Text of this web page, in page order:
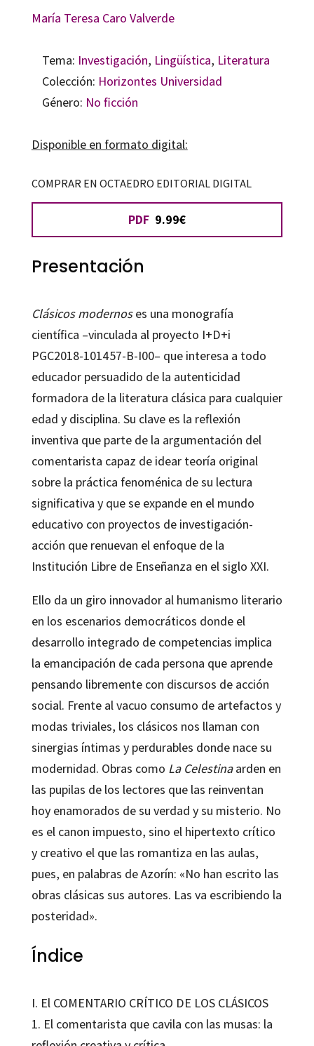
María Teresa Caro Valverde
Tema: Investigación, Lingüística, Literatura
Colección: Horizontes Universidad
Género: No ficción
Disponible en formato digital:
COMPRAR EN OCTAEDRO EDITORIAL DIGITAL
PDF 9.99€
Presentación
Clásicos modernoses una monografía
científica –vinculada al proyecto I+D+i
PGC2018-101457-B-I00– que interesa a todo
educador persuadido de la autenticidad
formadora de la literatura clásica para cualquier
edad y disciplina. Su clave es la reflexión
inventiva que parte de la argumentación del
comentarista capaz de idear teoría original
sobre la práctica fenoménica de su lectura
significativa y que se expande en el mundo
educativo con proyectos de investigación-
acción que renuevan el enfoque de la
Institución Libre de Enseñanza en el siglo XXI.
Ello da un giro innovador al humanismo literario
en los escenarios democráticos donde el
desarrollo integrado de competencias implica
la emancipación de cada persona que aprende
pensando libremente con discursos de acción
social. Frente al vacuo consumo de artefactos y
modas triviales, los clásicos nos llaman con
sinergias íntimas y perdurables donde nace su
modernidad. Obras como La Celestinaarden en
las pupilas de los lectores que las reinventan
hoy enamorados de su verdad y su misterio. No
es el canon impuesto, sino el hipertexto crítico
y creativo el que las romantiza en las aulas,
pues, en palabras de Azorín: «No han escrito las
obras clásicas sus autores. Las va escribiendo la
posteridad».
Índice
I. El COMENTARIO CRÍTICO DE LOS CLÁSICOS
1. El comentarista que cavila con las musas: la